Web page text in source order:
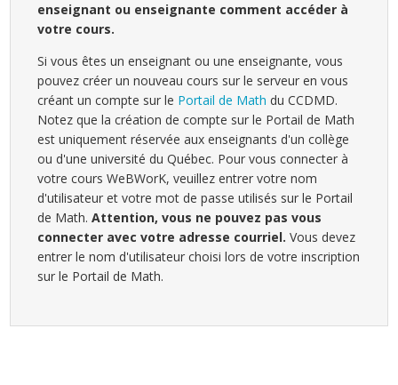
enseignant ou enseignante comment accéder à
votre cours.
Si vous êtes un enseignant ou une enseignante, vous
pouvez créer un nouveau cours sur le serveur en vous
créant un compte sur le Portail de Math du CCDMD.
Notez que la création de compte sur le Portail de Math
est uniquement réservée aux enseignants d'un collège
ou d'une université du Québec. Pour vous connecter à
votre cours WeBWorK, veuillez entrer votre nom
d'utilisateur et votre mot de passe utilisés sur le Portail
de Math.Attention, vous ne pouvez pas vous
connecter avec votre adresse courriel. Vous devez
entrer le nom d'utilisateur choisi lors de votre inscription
sur le Portail de Math.